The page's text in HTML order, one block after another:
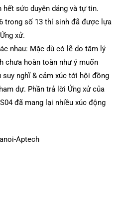
hết sức duyên dáng và tự tin.
trong số 13 thí sinh đã được lựa
xử.
nhau: Mặc dù có lẽ do tâm lý
chưa hoàn toàn như ý muốn
suy nghĩ & cảm xúc tới hội đồng
dự. Phần trả lời Ứng xử của
đã mang lại nhiều xúc động